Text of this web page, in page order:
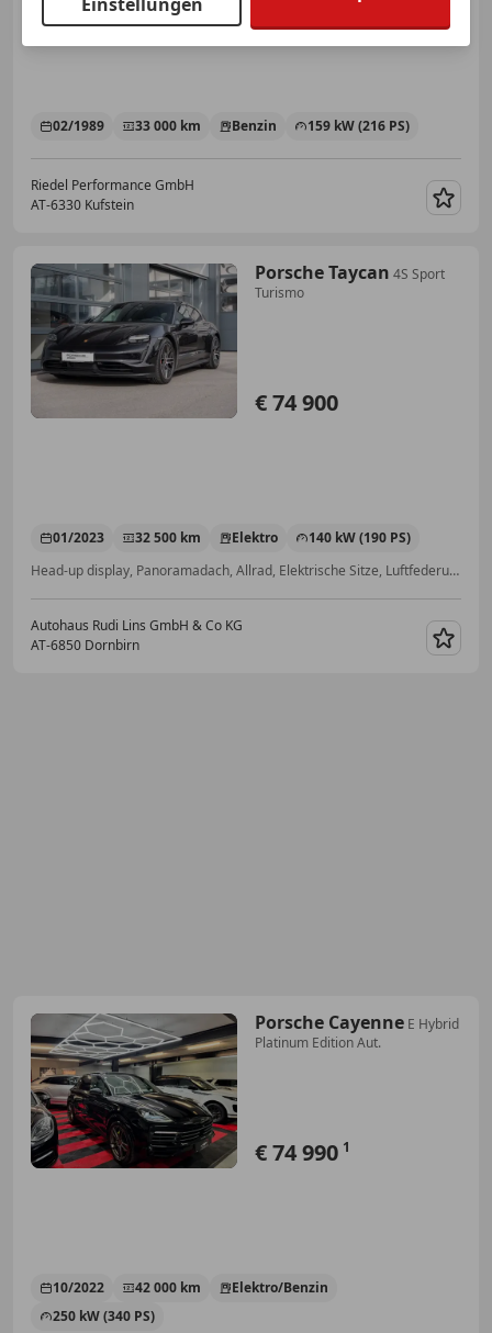
02/1989 33 000 km Benzin 159 kW (216 PS)
Riedel Performance GmbH
AT-6330 Kufstein
Porsche Taycan 4S Sport
Turismo
€ 74 900
01/2023 32 500 km Elektro
140 kW (190 PS)
Head-up display, Panoramadach, Allrad, Elektrische Sitze, Luftfederung, Tempomat, Sportpaket, Sprachsteuerung
Autohaus Rudi Lins GmbH & Co KG
AT-6850 Dornbirn
Porsche Cayenne E Hybrid
Platinum Edition Aut.
€ 74 990 1
10/2022 42 000 km
Elektro/Benzin
250 kW (340 PS)